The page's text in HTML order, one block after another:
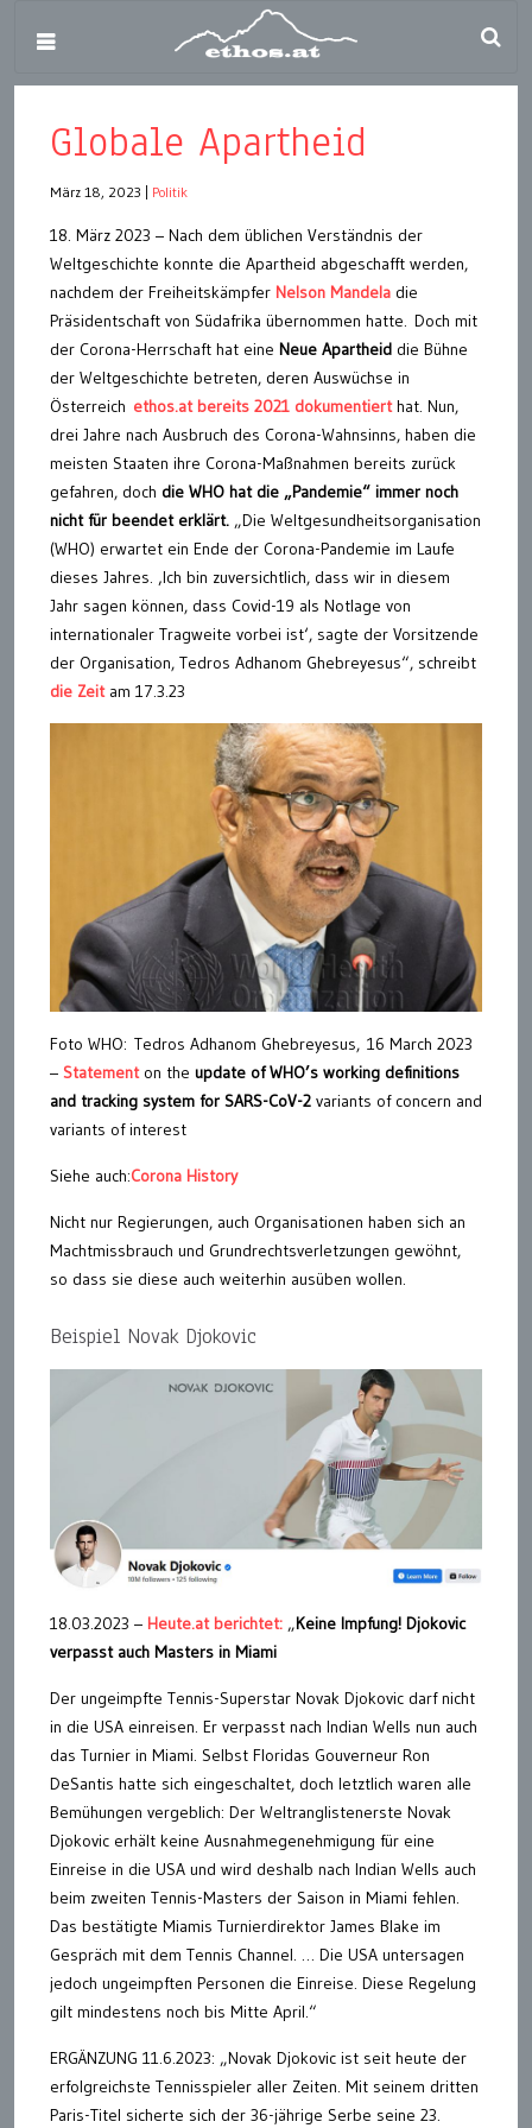
Globale Apartheid
März 18, 2023 Politik
18. März 2023 – Nach dem üblichen Verständnis der
Weltgeschichte konnte die Apartheid abgeschafft werden,
nachdem der Freiheitskämpfer Nelson Mandela die
Präsidentschaft von Südafrika übernommen hatte. Doch mit
der Corona-Herrschaft hat eine Neue Apartheid die Bühne
der Weltgeschichte betreten, deren Auswüchse in
Österreich ethos.at bereits 2021 dokumentierthat. Nun,
drei Jahre nach Ausbruch des Corona-Wahnsinns, haben die
meisten Staaten ihre Corona-Maßnahmen bereits zurück
gefahren, doch die WHO hat die „Pandemie“ immer noch
nicht für beendet erklärt. „Die Weltgesundheitsorganisation
(WHO) erwartet ein Ende der Corona-Pandemie im Laufe
dieses Jahres. ‚Ich bin zuversichtlich, dass wir in diesem
Jahr sagen können, dass Covid-19 als Notlage von
internationaler Tragweite vorbei ist‘, sagte der Vorsitzende
der Organisation, Tedros Adhanom Ghebreyesus“, schreibt
die Zeit am 17.3.23
Foto WHO: Tedros Adhanom Ghebreyesus, 16 March 2023
– Statement on the update of WHO’s working definitions
and tracking system for SARS-CoV-2 variants of concern and
variants of interest
Siehe auch:Corona History
Nicht nur Regierungen, auch Organisationen haben sich an
Machtmissbrauch und Grundrechtsverletzungen gewöhnt,
so dass sie diese auch weiterhin ausüben wollen.
Beispiel Novak Djokovic
18.03.2023 – Heute.at berichtet: „Keine Impfung! Djokovic
verpasst auch Masters in Miami
Der ungeimpfte Tennis-Superstar Novak Djokovic darf nicht
in die USA einreisen. Er verpasst nach Indian Wells nun auch
das Turnier in Miami. Selbst Floridas Gouverneur Ron
DeSantis hatte sich eingeschaltet, doch letztlich waren alle
Bemühungen vergeblich: Der Weltranglistenerste Novak
Djokovic erhält keine Ausnahmegenehmigung für eine
Einreise in die USA und wird deshalb nach Indian Wells auch
beim zweiten Tennis-Masters der Saison in Miami fehlen.
Das bestätigte Miamis Turnierdirektor James Blake im
Gespräch mit dem Tennis Channel. … Die USA untersagen
jedoch ungeimpften Personen die Einreise. Diese Regelung
gilt mindestens noch bis Mitte April.“
ERGÄNZUNG 11.6.2023: „Novak Djokovic ist seit heute der
erfolgreichste Tennisspieler aller Zeiten. Mit seinem dritten
Paris-Titel sicherte sich der 36-jährige Serbe seine 23.